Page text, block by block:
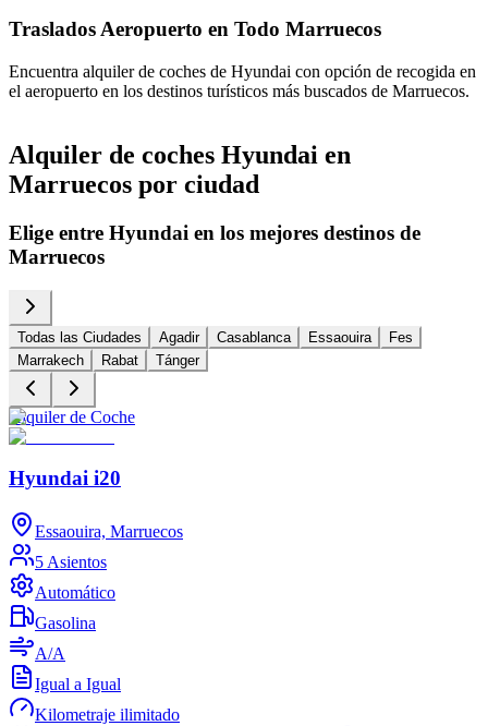
Traslados Aeropuerto en Todo Marruecos
Encuentra alquiler de coches de Hyundai con opción de recogida en
el aeropuerto en los destinos turísticos más buscados de Marruecos.
Alquiler de coches Hyundai en
Marruecos por ciudad
Elige entre Hyundai en los mejores destinos de
Marruecos
Todas las Ciudades Agadir Casablanca Essaouira
Fes
Marrakech
Rabat Tánger
Alquiler de Coche
Hyundai i20
Essaouira, Marruecos
5 Asientos
Automático
Gasolina
A/A
Igual a Igual
Kilometraje ilimitado